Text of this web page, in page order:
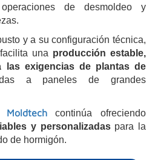
de desmoldeo y
y a su configuración técnica,
una producción estable,
las exigencias de plantas de
a paneles de grandes
Moldtechcontinúa ofreciendo
y personalizadaspara la
de hormigón.